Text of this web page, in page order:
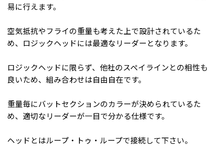
易に行えます。
空気抵抗やフライの重量も考えた上で設計されているた
め、ロジックヘッドには最適なリーダーとなります。
ロジックヘッドに限らず、他社のスペイラインとの相性も
良いため、組み合わせは自由自在です。
重量毎にバットセクションのカラーが決められているた
め、適切なリーダーが一目で分かる仕様です。
ヘッドとはループ・トゥ・ループで接続して下さい。